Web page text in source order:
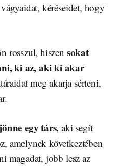
kéréseidet, hogy
rosszul, hiszen sokat
ki az, aki ki akar
meg akarja sérteni,
egy társ,aki segít
amelynek következtében
magadat, jobb lesz az